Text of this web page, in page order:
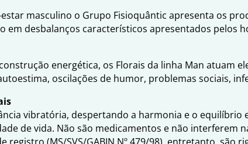
masculino o Grupo Fisioquântic apresenta os
em desbalanços característicos apresentados pelos
energética, os Florais da linha Man atuam
oscilações de humor, problemas sociais,
vibratória, despertando a harmonia e o equilíbrio
de vida. Não são medicamentos e não interferem